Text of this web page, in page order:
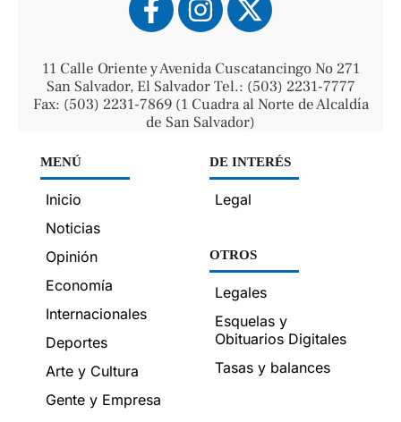
11 Calle Oriente y Avenida Cuscatancingo No 271
San Salvador, El Salvador Tel.: (503) 2231-7777
Fax: (503) 2231-7869 (1 Cuadra al Norte de Alcaldía
de San Salvador)
MENÚ
Inicio
Noticias
Opinión
Economía
Internacionales
Deportes
Arte y Cultura
Gente y Empresa
DE INTERÉS
Legal
OTROS
Legales
Esquelas y
Obituarios Digitales
Tasas y balances